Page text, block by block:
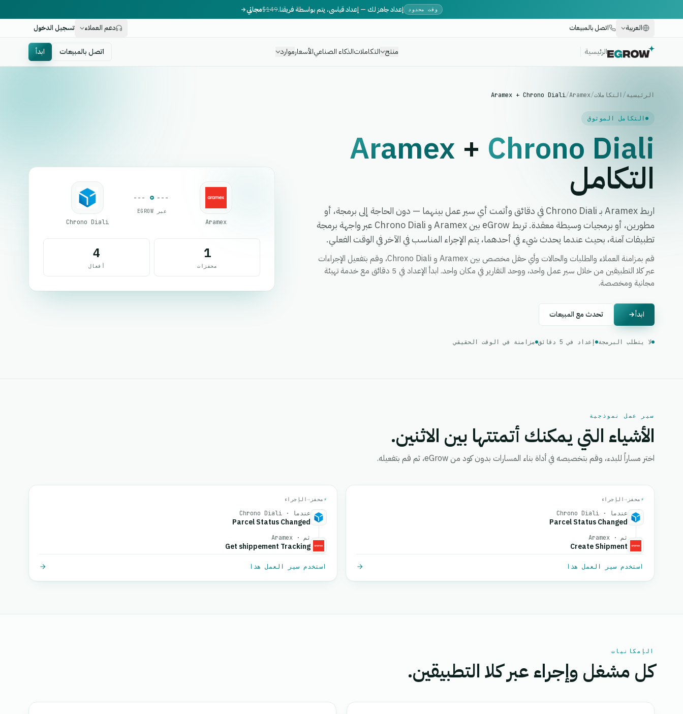
وقت محدود إعداد جاهز لك — إعداد قياسي، يتم بواسطة فريقنا.$149مجاني
العربية
اتصل بالمبيعات دعم العملاء تسجيل الدخول
الرئيسية منتج التكاملاتالذكاء الصناعيالأسعارموارد اتصل بالمبيعات ابدأ
الرئيسية/ التكاملات/
Aramex
/
Aramex + Chrono Diali
التكامل الموثوق
Aramex + Chrono Diali
التكامل
اربط Aramex بـ Chrono Diali في دقائق وأتمت أي سير عمل بينهما — دون الحاجة إلى برمجة، أو
مطورين، أو برمجيات وسيطة معقدة. تربط eGrow بين Aramex و Chrono Diali عبر واجهة برمجة
تطبيقات آمنة، بحيث عندما يحدث شيء في أحدهما، يتم الإجراء المناسب في الآخر في الوقت الفعلي.
قم بمزامنة العملاء والطلبات والحالات وأي حقل مخصص بين Aramex و Chrono Diali، وقم بتفعيل الإجراءات
عبر كلا التطبيقين من خلال سير عمل واحد، ووحد التقارير في مكان واحد. ابدأ الإعداد في 5 دقائق مع خدمة تهيئة
مجانية ومخصصة.
ابدأ تحدث مع المبيعات
لا يتطلب البرمجة إعداد في 5 دقائق مزامنة في الوقت الحقيقي
Aramex
عبر EGROW
Chrono Diali
1
محفزات
4
أفعال
سير عمل نموذجية
الأشياء التي يمكنك أتمتتها بين الاثنين.
اختر مساراً للبدء، وقم بتخصيصه في أداة بناء المسارات بدون كود من eGrow، ثم قم بتفعيله.
⚡ محفز →الإجراء
عندما · Chrono Diali
Parcel Status Changed
ثم · Aramex
Create Shipment
استخدم سير العمل هذا
⚡ محفز →الإجراء
عندما · Chrono Diali
Parcel Status Changed
ثم · Aramex
Get shippement Tracking
استخدم سير العمل هذا
الإمكانيات
كل مشغل وإجراء عبر كلا التطبيقين.